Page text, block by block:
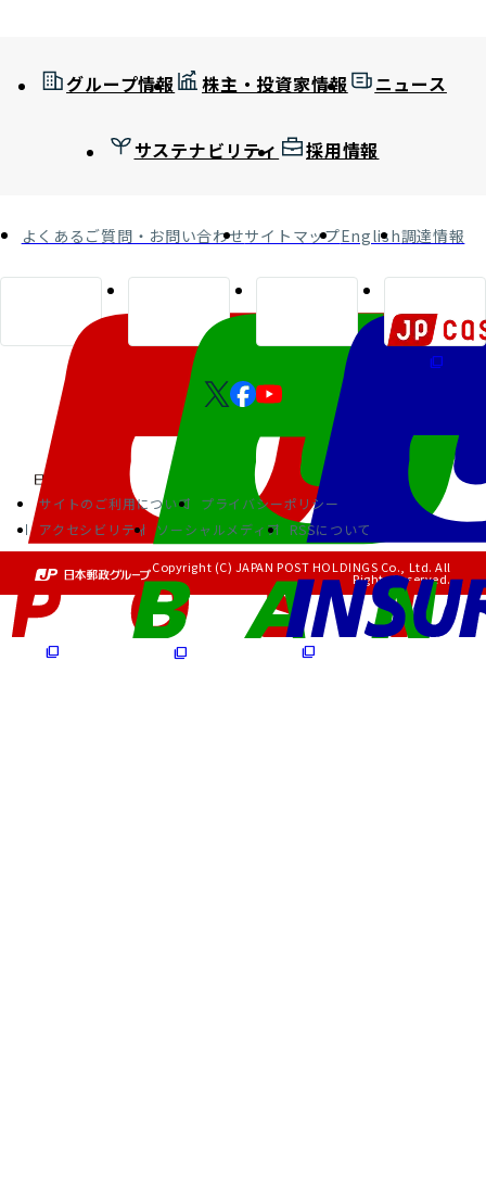
グループ情報 株主・投資家情報 ニュース
サステナビリティ 採用情報
よくあるご質問・お問い合わせサイトマップEnglish調達情報
サイトのご利用について
プライバシーポリシー
アクセシビリティ
ソーシャルメディア RSSについて
Copyright (C) JAPAN POST HOLDINGS Co., Ltd. All
Rights Reserved.